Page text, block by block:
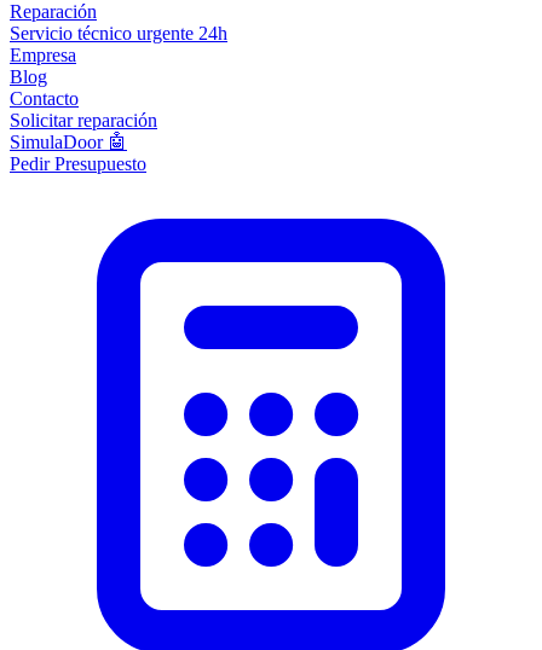
Reparación
Servicio técnico urgente 24h
Empresa
Blog
Contacto
Solicitar reparación
SimulaDoor 🤖
Pedir Presupuesto